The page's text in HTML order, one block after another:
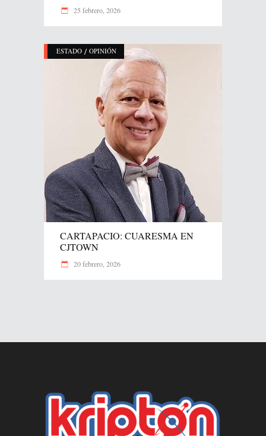
25 febrero, 2026
ESTADO / OPINIÓN
CARTAPACIO: CUARESMA EN
CJTOWN
20 febrero, 2026